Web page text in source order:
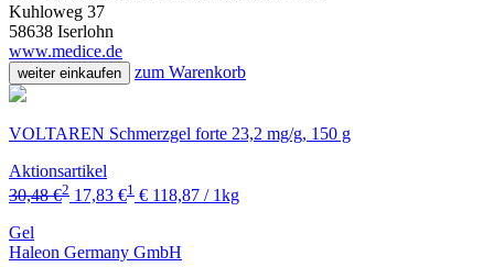
Kuhloweg 37
58638 Iserlohn
www.medice.de
weiter einkaufen zum Warenkorb
VOLTAREN Schmerzgel forte 23,2 mg/g, 150 g
Aktionsartikel
30,48 €2 17,83 €1 € 118,87 / 1kg
Gel
Haleon Germany GmbH